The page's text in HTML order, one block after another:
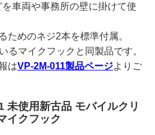
車両や事務所の壁に掛けて使
ためのネジ2本を標準付属。
るマイクフックと同製品です。
はVP-2M-011製品ページよりご
未使用新古品 モバイルクリ
イクフック